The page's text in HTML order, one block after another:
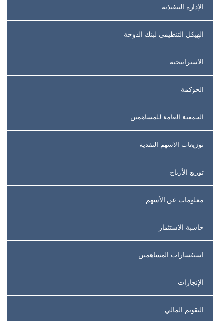
الإدارة التنفيذية
الهيكل التنظيمي لبنك الدوحة
الاستراتيجية
الحوكمة
الجمعية العامة للمساهمين
توزيعات الاسهم النقدية
توزيع الأرباح
معلومات عن الأسهم
حاسبة الاستثمار
استفسارات المساهمين
الإنجازات
التقويم المالي